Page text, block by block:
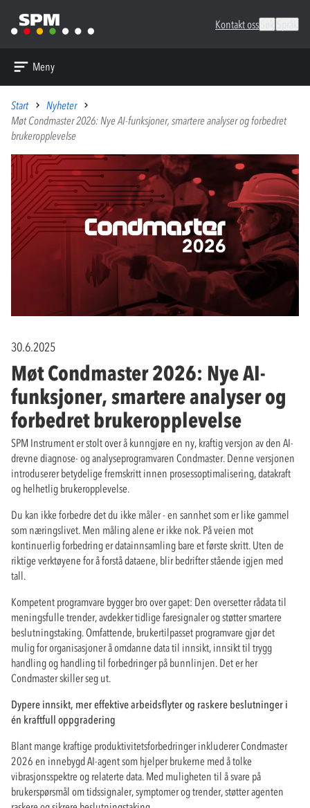
Kontakt oss
Meny
Start
Nyheter
Møt Condmaster 2026: Nye AI-funksjoner, smartere analyser og forbedret
brukeropplevelse
30.6.2025
Møt Condmaster 2026: Nye AI-
funksjoner, smartere analyser og
forbedret brukeropplevelse
SPM Instrument er stolt over å kunngjøre en ny, kraftig versjon av den AI-
drevne diagnose- og analyseprogramvaren Condmaster. Denne versjonen
introduserer betydelige fremskritt innen prosessoptimalisering, datakraft
og helhetlig brukeropplevelse.
Du kan ikke forbedre det du ikke måler - en sannhet som er like gammel
som næringslivet. Men måling alene er ikke nok. På veien mot
kontinuerlig forbedring er datainnsamling bare et første skritt. Uten de
riktige verktøyene for å forstå dataene, blir bedrifter stående igjen med
tall.
Kompetent programvare bygger bro over gapet: Den oversetter rådata til
meningsfulle trender, avdekker tidlige faresignaler og støtter smartere
beslutningstaking. Omfattende, brukertilpasset programvare gjør det
mulig for organisasjoner å omdanne data til innsikt, innsikt til trygg
handling og handling til forbedringer på bunnlinjen. Det er her
Condmaster skiller seg ut.
Dypere innsikt, mer effektive arbeidsflyter og raskere beslutninger i
én kraftfull oppgradering
Blant mange kraftige produktivitetsforbedringer inkluderer Condmaster
2026 en innebygd AI-agent som hjelper brukerne med å tolke
vibrasjonsspektre og relaterte data. Med muligheten til å svare på
brukerspørsmål om tidssignaler, symptomer og trender, støtter agenten